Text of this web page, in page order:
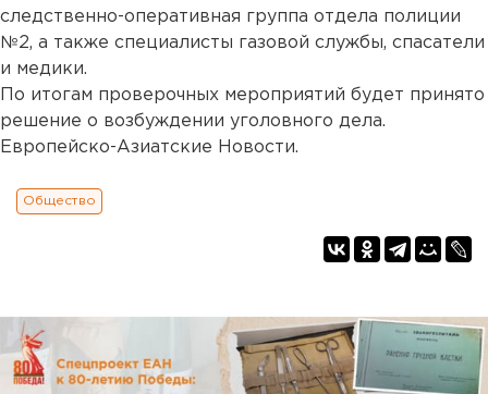
следственно-оперативная группа отдела полиции
№2, а также специалисты газовой службы, спасатели
и медики.
По итогам проверочных мероприятий будет принято
решение о возбуждении уголовного дела.
Европейско-Азиатские Новости.
Общество